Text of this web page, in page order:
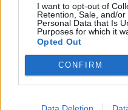
I want to opt-out of
Retention, Sale, and/
Personal Data that Is
Purposes for which it
Opted Out
CONFIRM
Data Deletion
Χαμός με τον Μπρούκλιν
με θαλασσινό νερό (video)
Καλοκαίρι και αλλεργίες: